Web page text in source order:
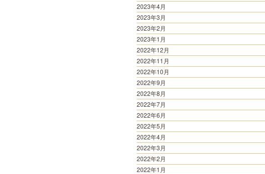
2023年4月
2023年3月
2023年2月
2023年1月
2022年12月
2022年11月
2022年10月
2022年9月
2022年8月
2022年7月
2022年6月
2022年5月
2022年4月
2022年3月
2022年2月
2022年1月